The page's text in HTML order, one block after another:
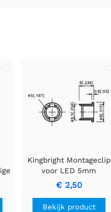
Kingbright Montageclip
voor LED 5mm
€ 2,50
Bekijk product